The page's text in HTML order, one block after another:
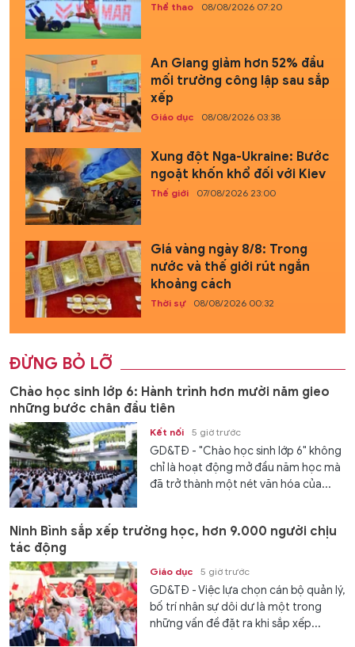
Thể thao 08/08/2026 07:20
An Giang giảm hơn 52% đầu
mối trường công lập sau sắp
xếp
Giáo dục 08/08/2026 03:38
Xung đột Nga-Ukraine: Bước
ngoặt khốn khổ đối với Kiev
Thế giới 07/08/2026 23:00
Giá vàng ngày 8/8: Trong
nước và thế giới rút ngắn
khoảng cách
Thời sự 08/08/2026 00:32
ĐỪNG BỎ LỠ
Chào học sinh lớp 6: Hành trình hơn mười năm gieo
những bước chân đầu tiên
Kết nối 5 giờ trước
GD&TĐ - "Chào học sinh lớp 6" không
chỉ là hoạt động mở đầu năm học mà
đã trở thành một nét văn hóa của...
Ninh Bình sắp xếp trường học, hơn 9.000 người chịu
tác động
Giáo dục 5 giờ trước
GD&TĐ - Việc lựa chọn cán bộ quản lý,
bố trí nhân sự dôi dư là một trong
những vấn đề đặt ra khi sắp xếp...